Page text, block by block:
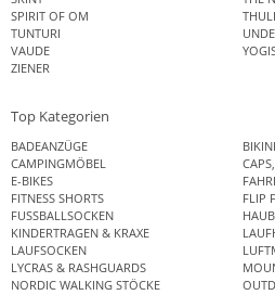
SPIRIT OF OM
TUNTURI
VAUDE
ZIENER
Top Kategorien
BADEANZÜGE
BIKINI
CAMPINGMÖBEL
E-BIKES
FITNESS SHORTS
FLIP
FUSSBALLSOCKEN
KINDERTRAGEN & KRAXE
LAUFSOCKEN
LYCRAS & RASHGUARDS
NORDIC WALKING STÖCKE